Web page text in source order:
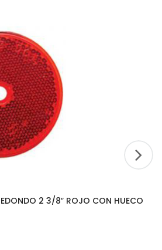
2 3/8″ ROJO CON HUECO